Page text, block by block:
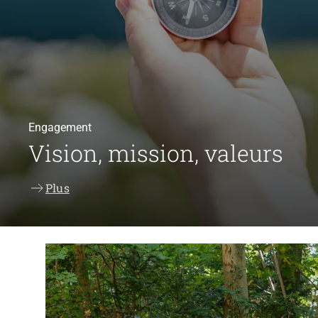
Engagement
Vision, mission, valeurs
Plus